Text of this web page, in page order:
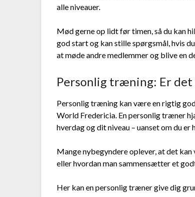
alle niveauer.
Mød gerne op lidt før timen, så du kan
god start og kan stille spørgsmål, hvis
at møde andre medlemmer og blive en
Personlig træning: Er
Personlig træning kan være en rigtig
World Fredericia. En personlig træner
hverdag og dit niveau – uanset om du er
Mange nybegyndere oplever, at det
eller hvordan man sammensætter et
Her kan en personlig træner give dig